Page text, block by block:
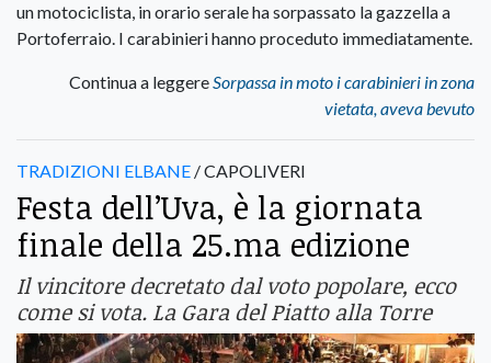
un motociclista, in orario serale ha sorpassato la gazzella a
Portoferraio. I carabinieri hanno proceduto immediatamente.
Continua a leggereSorpassa in moto i carabinieri in zona
vietata, aveva bevuto
TRADIZIONI ELBANE / CAPOLIVERI
Festa dell’Uva, è la giornata
finale della 25.ma edizione
Il vincitore decretato dal voto popolare, ecco
come si vota. La Gara del Piatto alla Torre